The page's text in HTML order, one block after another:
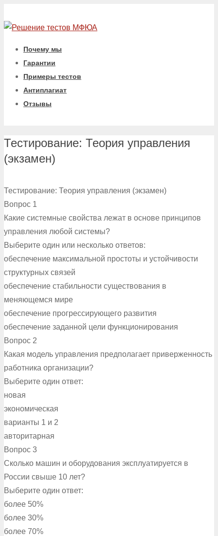
Почему мы
Гарантии
Примеры тестов
Антиплагиат
Отзывы
Тестирование: Теория управления
(экзамен)
Тестирование: Теория управления (экзамен)
Вопрос 1
Какие системные свойства лежат в основе принципов
управления любой системы?
Выберите один или несколько ответов:
обеспечение максимальной простоты и устойчивости
структурных связей
обеспечение стабильности существования в
меняющемся мире
обеспечение прогрессирующего развития
обеспечение заданной цели функционирования
Вопрос 2
Какая модель управления предполагает приверженность
работника организации?
Выберите один ответ:
новая
экономическая
варианты 1 и 2
авторитарная
Вопрос 3
Сколько машин и оборудования эксплуатируется в
России свыше 10 лет?
Выберите один ответ:
более 50%
более 30%
более 70%